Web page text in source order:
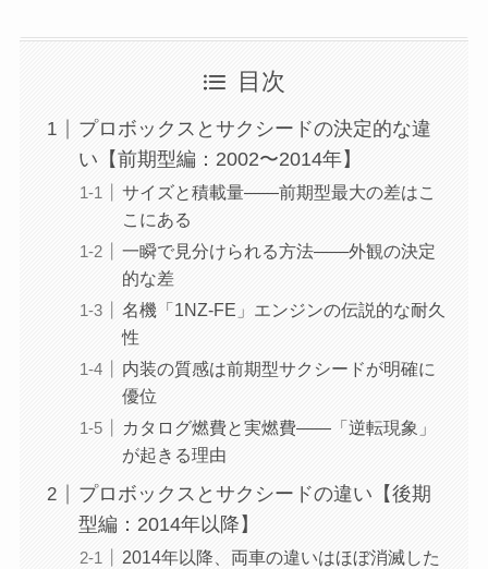
目次
プロボックスとサクシードの決定的な違
い【前期型編：2002〜2014年】
サイズと積載量——前期型最大の差はこ
こにある
一瞬で見分けられる方法——外観の決定
的な差
名機「1NZ-FE」エンジンの伝説的な耐久
性
内装の質感は前期型サクシードが明確に
優位
カタログ燃費と実燃費——「逆転現象」
が起きる理由
プロボックスとサクシードの違い【後期
型編：2014年以降】
2014年以降、両車の違いはほぼ消滅した